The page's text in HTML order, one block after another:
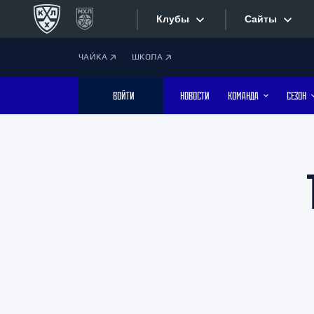
Клубы
Дивизион Боброва
Лада
Сайты
Текстовые
ЧАЙКА ШКОЛА
ВОЙТИ НОВОСТИ КОМАНДА СЕЗОН